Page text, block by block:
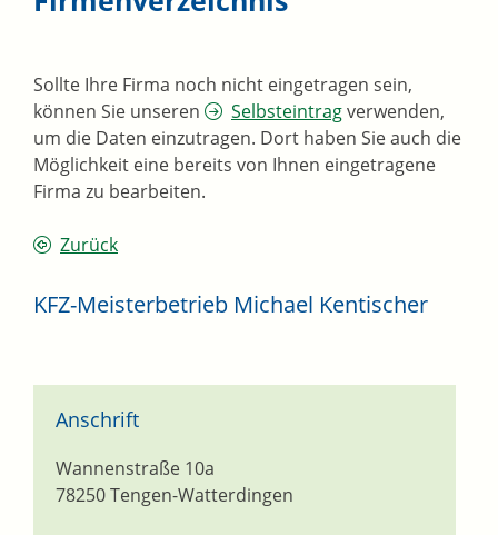
Sollte Ihre Firma noch nicht eingetragen sein,
können Sie unseren
Selbsteintragverwenden,
um die Daten einzutragen. Dort haben Sie auch die
Möglichkeit eine bereits von Ihnen eingetragene
Firma zu bearbeiten.
Zurück
KFZ-Meisterbetrieb Michael Kentischer
Anschrift
Wannenstraße 10a
78250Tengen-Watterdingen